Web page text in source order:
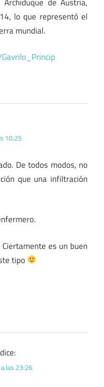
lo que representó el
mundial.
10:25
De todos modos, no
que una infiltración
es un buen
tipo
dice:
las 23:26